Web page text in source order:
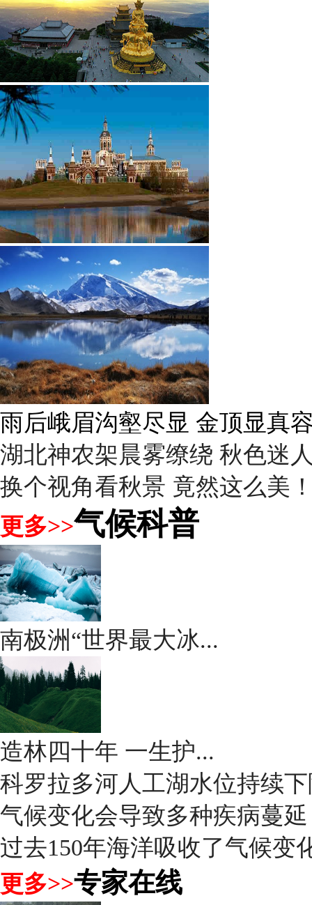
雨后峨眉沟壑尽显 金顶显真
湖北神农架晨雾缭绕 秋色迷
换个视角看秋景 竟然这么美
更多>>气候科普
南极洲“世界最大冰...
造林四十年 一生护...
科罗拉多河人工湖水位持续
气候变化会导致多种疾病蔓延
过去150年海洋吸收了气候变
更多>>专家在线